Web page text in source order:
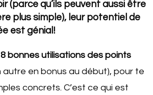
(parce qu’ils peuvent aussi être
plus simple), leur potentiel de
est génial!
bonnes utilisations des points
autre en bonus au début), pour te
concrets. C’est ce qui est